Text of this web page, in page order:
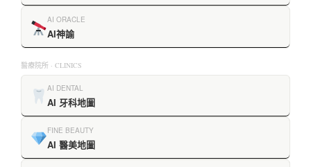
AI ORACLE
AI神諭
醫療院所 · CLINICS
AI DENTAL
AI 牙科地圖
FINE BEAUTY
AI 醫美地圖